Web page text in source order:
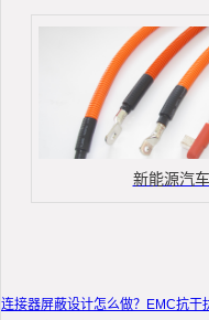
新能源汽
连接器屏蔽设计怎么做？EMC抗干